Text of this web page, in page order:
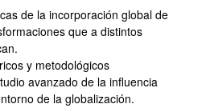
de la incorporación global de
que a distintos
y metodológicos
avanzado de la influencia
de la globalización.